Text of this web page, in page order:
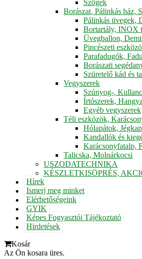
Szögek
Borászat, Pálinkás ház,
Pálinkás üvegek,
Bortartály, INOX
Üvegballon,
Pincészeti
Parafadugók,
Borászati
Szüretelő kád és
Vegyszerek
Szúnyog-,
Írtószerek,
Egyéb vegyszerek
Téli eszközök,
Hólapátok,
Kandallók és
Karácsonyfatalp,
Talicska, Molnárkocsi
USZODATECHNIKA
KÉSZLETKISÖPRÉS,
Hírek
Ismerj meg minket
Elérhetőségeink
GYIK
Képes Fogyasztói Tájékoztató
Hirdetések
Kosár
Az Ön kosara üres.